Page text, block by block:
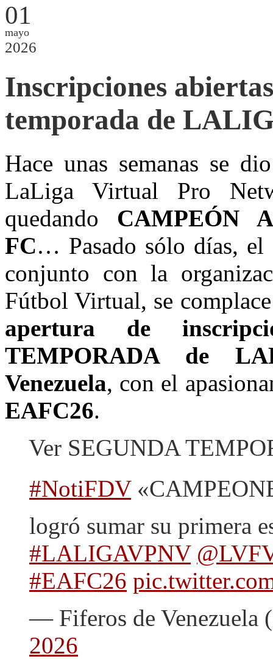
01
mayo
2026
Inscripciones
temporada de
Hace unas semanas se
LaLiga Virtual Pro
quedando CAMPEÓN
FC… Pasado sólo días, el
conjunto con la
Fútbol Virtual, se
apertura de
TEMPORADA de
Venezuela, con el
EAFC26.
Ver SEGUNDA
#NotiFDV
logró sumar su primera
#LALIGAVPNV
#EAFC26
— Fiferos de Venezuela
2026